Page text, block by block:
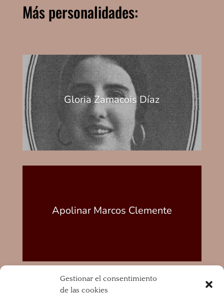
Gestionar el consentimiento
de las cookies
Más personalidades:
Gloria Zamacois Díaz
Apolinar Marcos Clemente